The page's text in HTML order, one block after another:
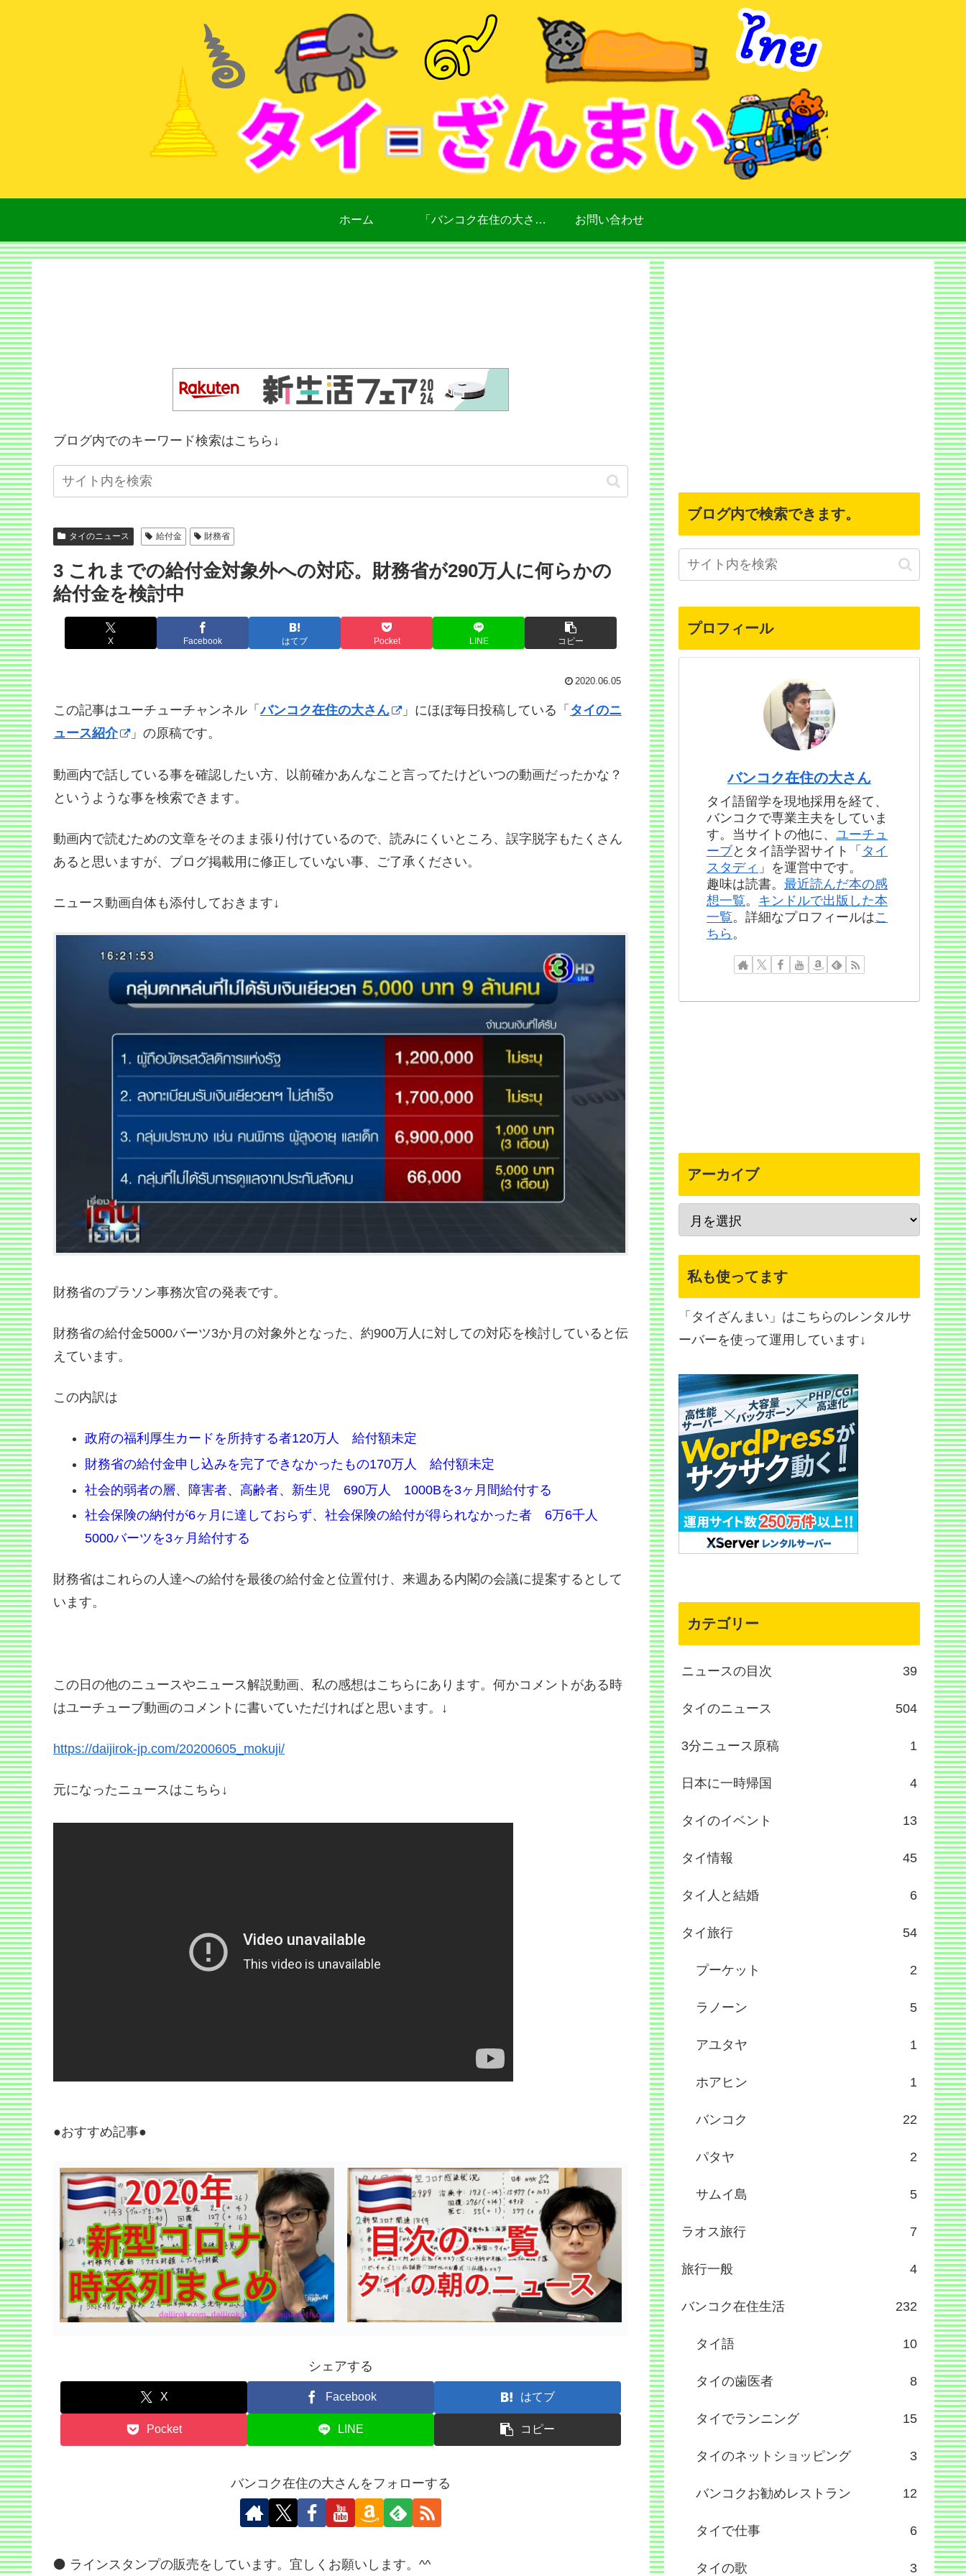
ホーム 「バンコク在住の大さん」について お問い合わせ
ブログ内でのキーワード検索はこちら↓
タイのニュース 給付金 財務省
3 これまでの給付金対象外への対応。財務省が290万人に何らかの
給付金を検討中
X Facebook はてブ Pocket LINE コピー
2020.06.05
この記事はユーチューチャンネル「バンコク在住の大さん 」にほぼ毎日投稿している「 タイのニ
ュース紹介
」の原稿です。
動画内で話している事を確認したい方、以前確かあんなこと言ってたけどいつの動画だったかな？
というような事を検索できます。
動画内で読むための文章をそのまま張り付けているので、読みにくいところ、誤字脱字もたくさん
あると思いますが、ブログ掲載用に修正していない事、ご了承ください。
ニュース動画自体も添付しておきます↓
財務省のプラソン事務次官の発表です。
財務省の給付金5000バーツ3か月の対象外となった、約900万人に対しての対応を検討していると伝
えています。
この内訳は
政府の福利厚生カードを所持する者120万人 給付額未定
財務省の給付金申し込みを完了できなかったもの170万人 給付額未定
社会的弱者の層、障害者、高齢者、新生児 690万人 1000Bを3ヶ月間給付する
社会保険の納付が6ヶ月に達しておらず、社会保険の給付が得られなかった者 6万6千人
5000バーツを3ヶ月給付する
財務省はこれらの人達への給付を最後の給付金と位置付け、来週ある内閣の会議に提案するとして
います。
この日の他のニュースやニュース解説動画、私の感想はこちらにあります。何かコメントがある時
はユーチューブ動画のコメントに書いていただければと思います。↓
https://daijirok-jp.com/20200605_mokuji/
元になったニュースはこちら↓
●おすすめ記事●
シェアする
X Facebook はてブ
Pocket LINE コピー
バンコク在住の大さんをフォローする
⚫️ ラインスタンプの販売をしています。宜しくお願いします。^^
ブログ内で検索できます。
プロフィール
バンコク在住の大さん
タイ語留学を現地採用を経て、
バンコクで専業主夫をしていま
す。当サイトの他に、 ユーチュ
ーブ とタイ語学習サイト「 タイ
スタディ 」を運営中です。
趣味は読書。 最近読んだ本の感
想一覧。 キンドルで出版した本
一覧。詳細なプロフィールはこ
ちら 。
アーカイブ
私も使ってます
「タイざんまい」はこちらのレンタルサ
ーバーを使って運用しています↓
カテゴリー
ニュースの目次 39
タイのニュース 504
3分ニュース原稿 1
日本に一時帰国 4
タイのイベント 13
タイ情報 45
タイ人と結婚 6
タイ旅行 54
プーケット 2
ラノーン 5
アユタヤ 1
ホアヒン 1
バンコク 22
パタヤ 2
サムイ島 5
ラオス旅行 7
旅行一般 4
バンコク在住生活 232
タイ語 10
タイの歯医者 8
タイでランニング 15
タイのネットショッピング 3
バンコクお勧めレストラン 12
タイで仕事 6
タイの歌 3